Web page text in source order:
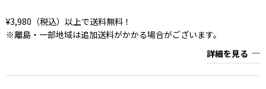
¥3,980（税込）以上で送料無料！
※離島・一部地域は追加送料がかかる場合がございます。
詳細を見る